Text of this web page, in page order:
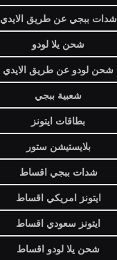
شدات ببجي عن طريق الايدي
شحن يلا لودو
شحن لودو عن طريق الايدي
شعبية ببجي
بطاقات ايتونز
بلايستيشن ستور
شدات ببجي اقساط
ايتونز امريكي اقساط
ايتونز سعودي اقساط
شحن يلا لودو اقساط